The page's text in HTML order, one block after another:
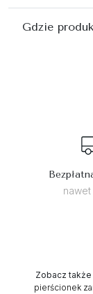
Gdzie
nawet
Zobacz także
pierścionek